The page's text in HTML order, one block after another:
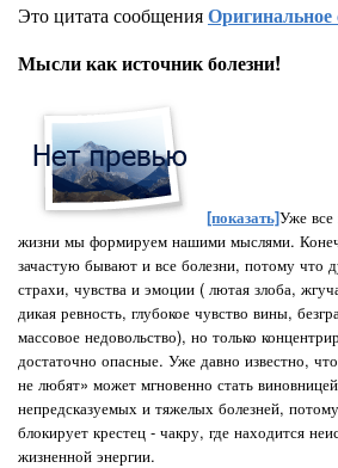
Это цитата сообщенияОригинальное
Мысли как источник болезни!
[показать]Уже
жизни мы формируем нашими мыслями.
зачастую бывают и все болезни, потому что
страхи, чувства и эмоции ( лютая злоба,
дикая ревность, глубокое чувство вины,
массовое недовольство), но только
достаточно опасные. Уже давно известно,
не любят» может мгновенно стать
непредсказуемых и тяжелых болезней,
блокирует крестец - чакру, где находится
жизненной энергии.